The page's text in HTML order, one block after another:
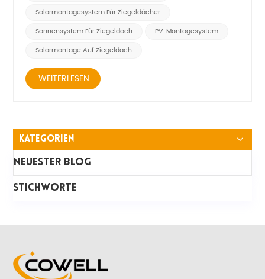
Solarmontagesystem Für Ziegeldächer
Sonnensystem Für Ziegeldach
PV-Montagesystem
Solarmontage Auf Ziegeldach
WEITERLESEN
Kategorien
Neuester Blog
STICHWORTE